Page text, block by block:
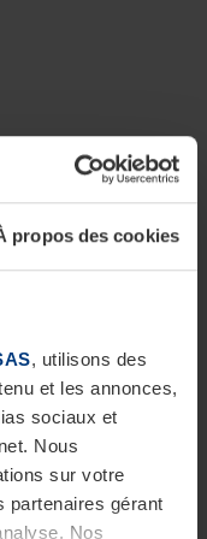
propos des cookies
, utilisons des
et les annonces,
sociaux et
Nous
sur votre
partenaires gérant
Nos